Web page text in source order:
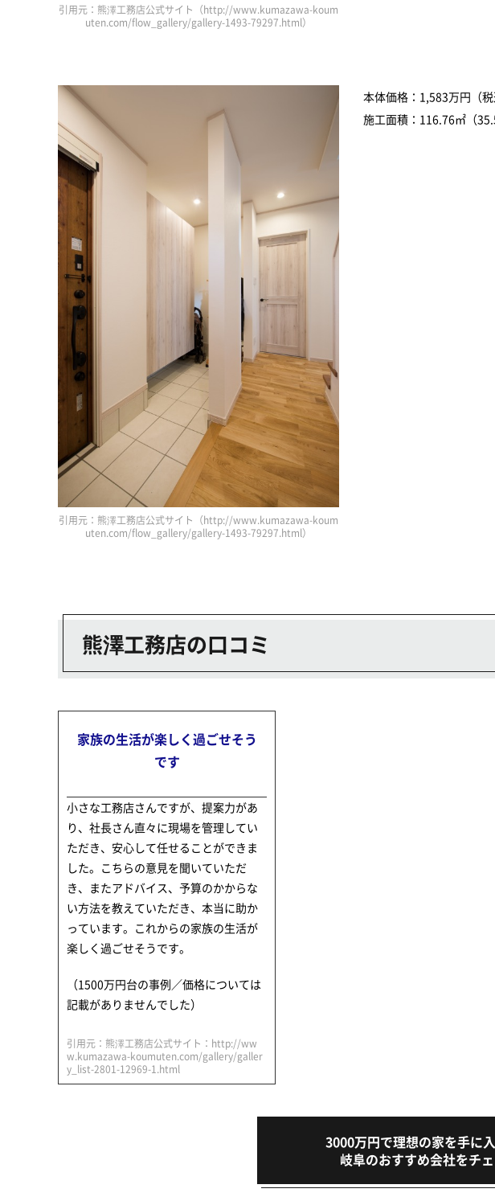
引用元：熊澤工務店公式サイト（http://www.kumazawa-koum
uten.com/flow_gallery/gallery-1493-79297.html）
引用元：熊澤工務店公式サイト（http://www.kumazawa-koum
uten.com/flow_gallery/gallery-1493-79297.html）
本体価格：1,583万円（税
施工面積：116.76㎡（
熊澤工務店の口コミ
家族の生活が楽しく過ごせそう
です
小さな工務店さんですが、提案力があ
り、社長さん直々に現場を管理してい
ただき、安心して任せることができま
した。こちらの意見を聞いていただ
き、またアドバイス、予算のかからな
い方法を教えていただき、本当に助か
っています。これからの家族の生活が
楽しく過ごせそうです。
（1500万円台の事例／価格については
記載がありませんでした）
引用元：熊澤工務店公式サイト：http://ww
w.kumazawa-koumuten.com/gallery/galler
y_list-2801-12969-1.html
3000万円で理想の家を手に
岐阜のおすすめ会社をチ